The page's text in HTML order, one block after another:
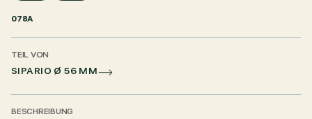
078A
TEIL VON
SIPARIO Ø 56 MM
BESCHREIBUNG